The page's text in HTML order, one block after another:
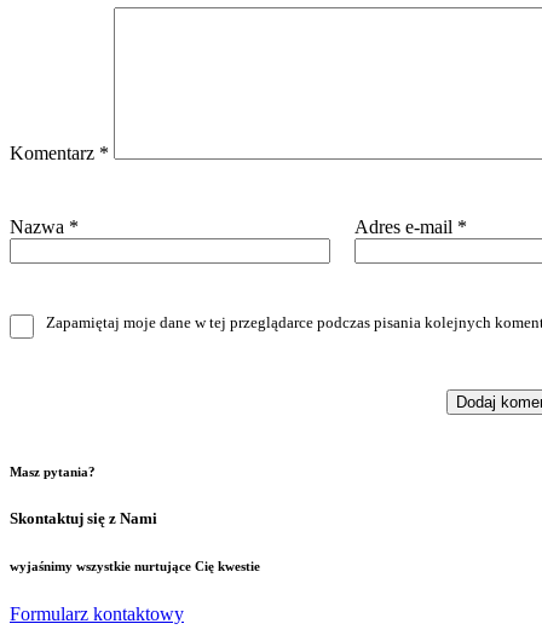
Komentarz *
Nazwa * Adres e-mail *
Zapamiętaj moje dane w tej przeglądarce podczas pisania kolejnych
Masz pytania?
Skontaktuj się z Nami
wyjaśnimy wszystkie nurtujące Cię kwestie
Formularz kontaktowy